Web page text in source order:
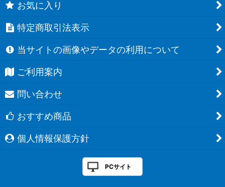
お気に入り
特定商取引法表示
当サイトの画像やデータの利用について
ご利用案内
問い合わせ
おすすめ商品
個人情報保護方針
PCサイト